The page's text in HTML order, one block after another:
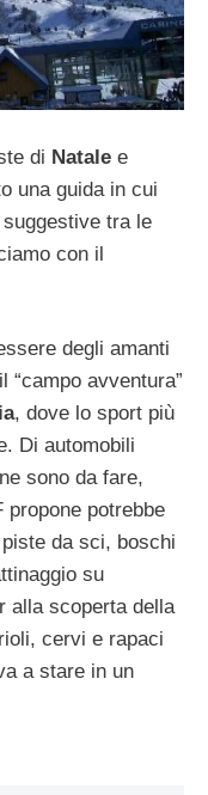
di Natale e
una guida in cui
tra le
con il
degli amanti
“campo avventura”
, dove lo sport più
Di automobili
sono da fare,
potrebbe
da sci, boschi
su
alla scoperta della
cervi e rapaci
a stare in un